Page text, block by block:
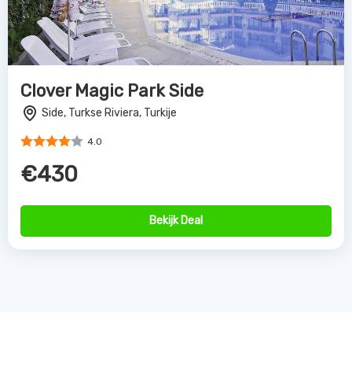
Clover Magic Park Side
Side, Turkse Riviera, Turkije
4.0
€430
Bekijk Deal